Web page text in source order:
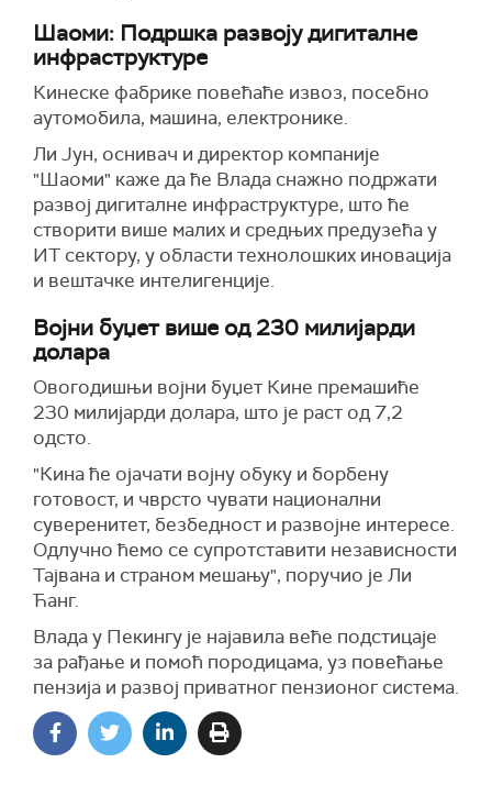
Шаоми: Подршка развоју дигиталне
инфраструктуре
Кинеске фабрике повећаће извоз, посебно
аутомобила, машина, електронике.
Ли Јун, оснивач и директор компаније
"Шаоми" каже да ће Влада снажно подржати
развој дигиталне инфраструктуре, што ће
створити више малих и средњих предузећа у
ИТ сектору, у области технолошких иновација
и вештачке интелигенције.
Војни буџет више од 230 милијарди
долара
Овогодишњи војни буџет Кине премашиће
230 милијарди долара, што је раст од 7,2
одсто.
"Кина ће ојачати војну обуку и борбену
готовост, и чврсто чувати национални
суверенитет, безбедност и развојне интересе.
Одлучно ћемо се супротставити независности
Тајвана и страном мешању", поручио је Ли
Ћанг.
Влада у Пекингу је најавила веће подстицаје
за рађање и помоћ породицама, уз повећање
пензија и развој приватног пензионог система.